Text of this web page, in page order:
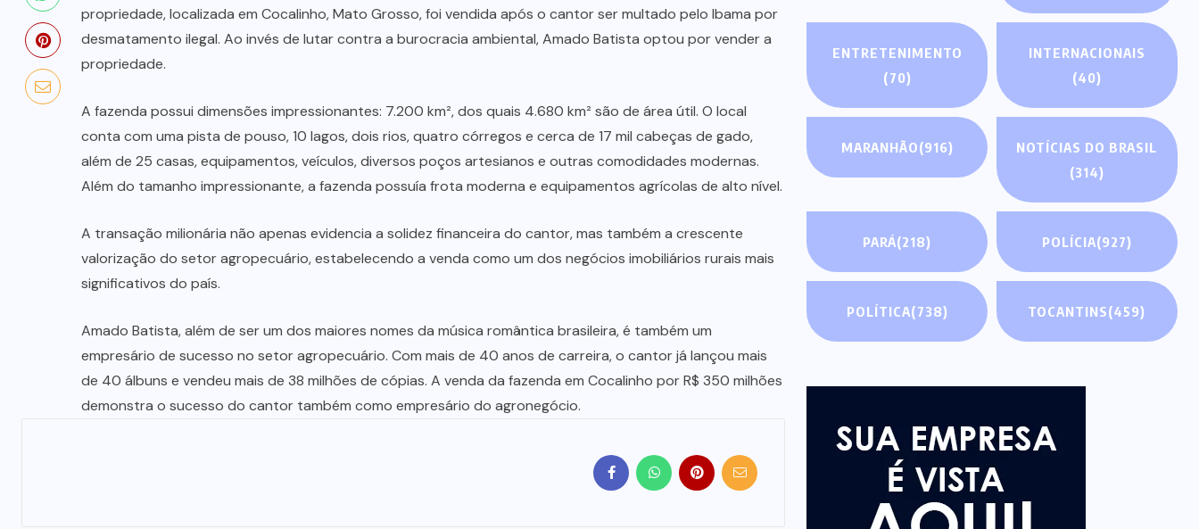
propriedade, localizada em Cocalinho, Mato Grosso, foi vendida após o cantor ser multado pelo Ibama por
desmatamento ilegal. Ao invés de lutar contra a burocracia ambiental, Amado Batista optou por vender a
propriedade.
A fazenda possui dimensões impressionantes: 7.200 km², dos quais 4.680 km² são de área útil. O local
conta com uma pista de pouso, 10 lagos, dois rios, quatro córregos e cerca de 17 mil cabeças de gado,
além de 25 casas, equipamentos, veículos, diversos poços artesianos e outras comodidades modernas.
Além do tamanho impressionante, a fazenda possuía frota moderna e equipamentos agrícolas de alto nível.
A transação milionária não apenas evidencia a solidez financeira do cantor, mas também a crescente
valorização do setor agropecuário, estabelecendo a venda como um dos negócios imobiliários rurais mais
significativos do país.
Amado Batista, além de ser um dos maiores nomes da música romântica brasileira, é também um
empresário de sucesso no setor agropecuário. Com mais de 40 anos de carreira, o cantor já lançou mais
de 40 álbuns e vendeu mais de 38 milhões de cópias. A venda da fazenda em Cocalinho por R$ 350 milhões
demonstra o sucesso do cantor também como empresário do agronegócio.
ENTRETENIMENTO
(70)
INTERNACIONAIS
(40)
MARANHÃO(916)
NOTÍCIAS DO BRASIL
(314)
PARÁ(218) POLÍCIA(927)
POLÍTICA(738) TOCANTINS(459)